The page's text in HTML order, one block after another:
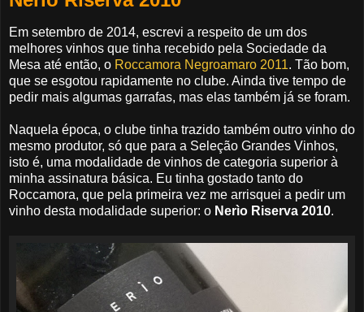
Em setembro de 2014, escrevi a respeito de um dos
melhores vinhos que tinha recebido pela Sociedade da
Mesa até então, o Roccamora Negroamaro 2011. Tão bom,
que se esgotou rapidamente no clube. Ainda tive tempo de
pedir mais algumas garrafas, mas elas também já se foram.
Naquela época, o clube tinha trazido também outro vinho do
mesmo produtor, só que para a Seleção Grandes Vinhos,
isto é, uma modalidade de vinhos de categoria superior à
minha assinatura básica. Eu tinha gostado tanto do
Roccamora, que pela primeira vez me arrisquei a pedir um
vinho desta modalidade superior: o Nerìo Riserva 2010.